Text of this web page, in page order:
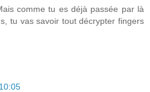
comme tu es déjà passée par là
tu vas savoir tout décrypter fingers